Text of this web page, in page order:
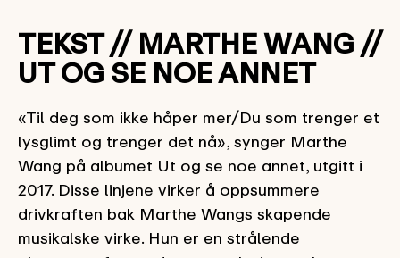
TEKST // MARTHE WANG //
UT OG SE NOE ANNET
«Til deg som ikke håper mer/Du som trenger et
lysglimt og trenger det nå», synger Marthe
Wang på albumet Ut og se noe annet, utgitt i
2017. Disse linjene virker å oppsummere
drivkraften bak Marthe Wangs skapende
musikalske virke. Hun er en strålende